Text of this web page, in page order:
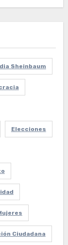
Sheinbaum
Elecciones
Ciudadana